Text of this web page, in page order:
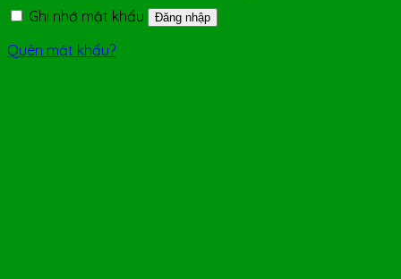
Ghi nhớ mật khẩu
Đăng nhập
Quên mật khẩu?